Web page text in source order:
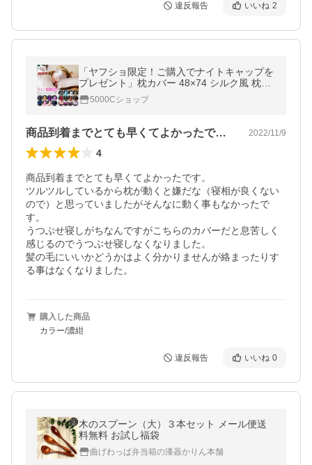
違反報告 いいね 2
「ヤフショ限定！ご購入でナイトキャップを
プレゼント」枕カバー 48×74 シルク風 枕パ
ッド ロング まくら 洗える 枕 カバー 大きめ
取り外しが簡単 肌に優しい
5000Cショップ
商品到着までとても早くてよかったです。… 2022/11/9
4
商品到着までとても早くてよかったです。
ツルツルしているから枕が動くと嫌だな（寝相が良くない
ので）と思っていましたがそんなに動く事もなかったで
す。
うつぶせ寝しがちなんですがこちらのカバーだと息苦しく
感じるのでうつぶせ寝しなくなりました。
髪の毛にいいかどうかはよく分かりませんが絡まったりす
る事はなくなりました。
購入した商品
カラー/濃紺
違反報告 いいね 0
木のスプーン（大）３本セット メール便送
料無料 お試し福袋
曲げわっぱ弁当箱の漆器かりん本舗